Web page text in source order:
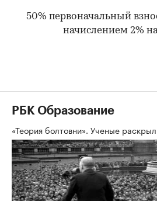
50% первоначальный
начислением 2%
РБК Образование
«Теория болтовни». Ученые